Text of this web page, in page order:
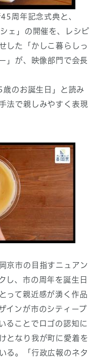
周年記念式典と、
ェ」の開催を、レシピ
した「かしこ暮らしっ
」が、映像部門で会長
のお誕生日」と読み
法で親しみやすく表現
京市の目指すニュアン
し、市の周年を誕生日
って親近感が湧く作品
インが市のシティープ
ることでロゴの認知に
となり我が町に愛着を
る。「行政広報のネタ